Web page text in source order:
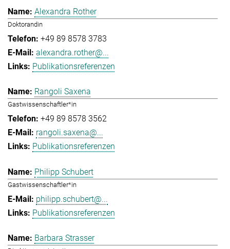
Alexandra Rother
Doktorandin
+49 89 8578 3783
alexandra.rother@...
Publikationsreferenzen
Rangoli Saxena
Gastwissenschaftler*in
+49 89 8578 3562
rangoli.saxena@...
Publikationsreferenzen
Philipp Schubert
Gastwissenschaftler*in
philipp.schubert@...
Publikationsreferenzen
Barbara Strasser